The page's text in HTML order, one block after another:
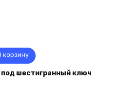
корзину
под шестигранный ключ